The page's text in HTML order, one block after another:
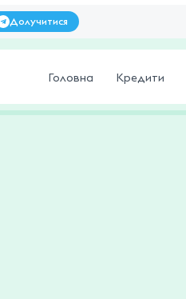
Долучитися
Головна Кредити